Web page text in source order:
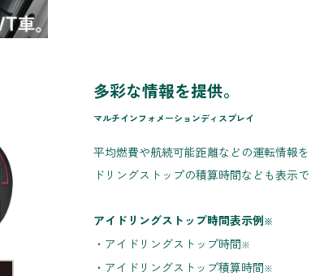
多彩な情報を提供。
マルチインフォメーションディスプレイ
平均燃費や航続可能距離などの運転情報
ドリングストップの積算時間なども表示で
アイドリングストップ時間表示例※
・アイドリングストップ時間※
・アイドリングストップ積算時間※